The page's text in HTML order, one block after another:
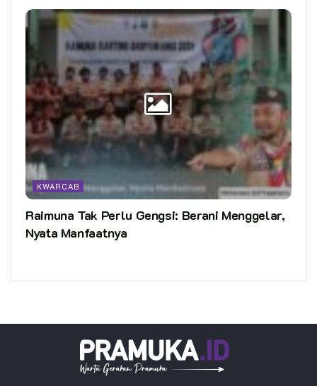
KWARCAB
Raimuna Tak Perlu Gengsi: Berani Menggelar,
Nyata Manfaatnya